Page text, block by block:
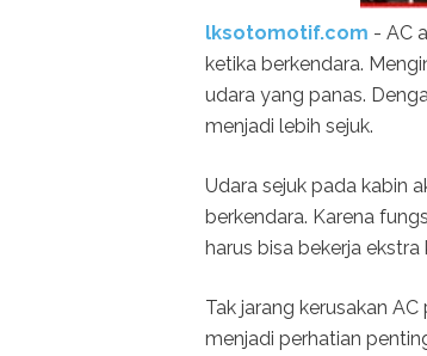
lksotomotif.com - AC
ketika berkendara.
udara yang panas.
menjadi lebih sejuk.
Udara sejuk pada kabin
berkendara. Karena
harus bisa bekerja ekstra
Tak jarang kerusakan
menjadi perhatian